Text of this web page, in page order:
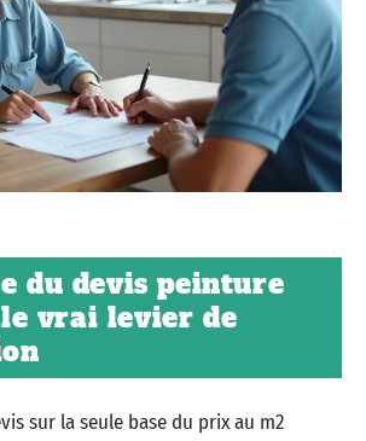
du devis peinture
vrai levier de
sur la seule base du prix au m2